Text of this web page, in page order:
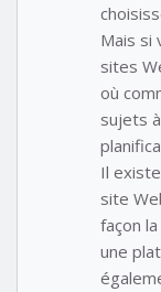
Mais si
sites
où
sujets
Il
site
façon
une